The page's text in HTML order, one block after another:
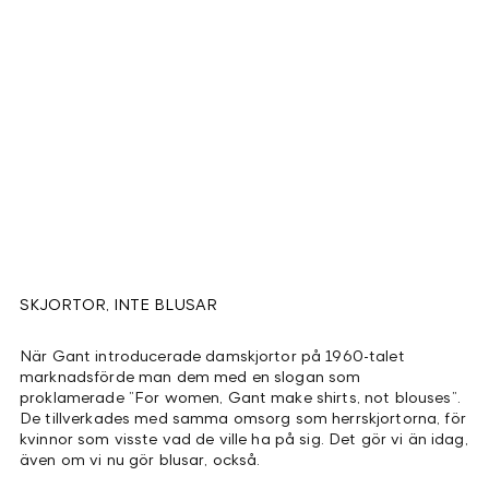
SKJORTOR, INTE BLUSAR
När Gant introducerade damskjortor på 1960-talet
marknadsförde man dem med en slogan som
proklamerade ”For women, Gant make shirts, not blouses”.
De tillverkades med samma omsorg som herrskjortorna, för
kvinnor som visste vad de ville ha på sig. Det gör vi än idag,
även om vi nu gör blusar, också.